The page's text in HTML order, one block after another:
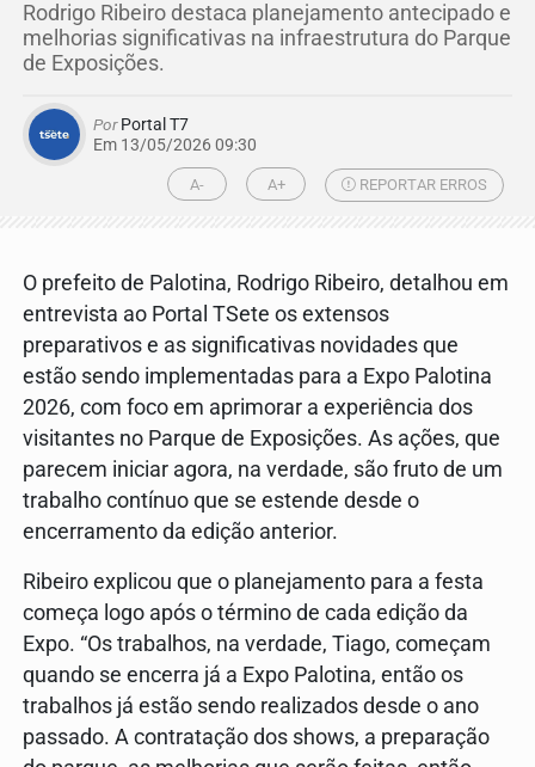
Rodrigo Ribeiro destaca planejamento antecipado e
melhorias significativas na infraestrutura do Parque
de Exposições.
PorPortal T7
Em 13/05/2026 09:30
A- A+ REPORTAR ERROS
O prefeito de Palotina, Rodrigo Ribeiro, detalhou em
entrevista ao Portal TSete os extensos
preparativos e as significativas novidades que
estão sendo implementadas para a Expo Palotina
2026, com foco em aprimorar a experiência dos
visitantes no Parque de Exposições. As ações, que
parecem iniciar agora, na verdade, são fruto de um
trabalho contínuo que se estende desde o
encerramento da edição anterior.
Ribeiro explicou que o planejamento para a festa
começa logo após o término de cada edição da
Expo. “Os trabalhos, na verdade, Tiago, começam
quando se encerra já a Expo Palotina, então os
trabalhos já estão sendo realizados desde o ano
passado. A contratação dos shows, a preparação